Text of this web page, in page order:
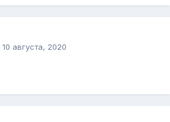
10 августа, 2020